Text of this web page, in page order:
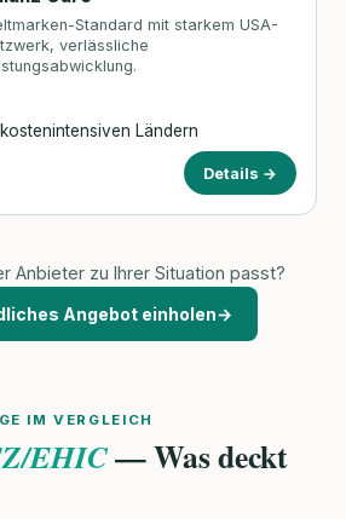
Standard mit starkem USA-
verlässliche
Ländern
Details →
Anbieter zu Ihrer Situation passt?
Angebot einholen→
IM VERGLEICH
EHIC— Was deckt